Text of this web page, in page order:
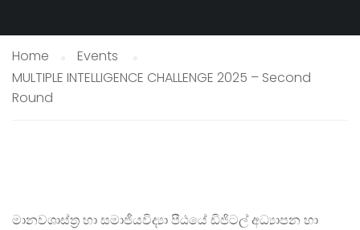
Home
Events
MULTIPLE INTELLIGENCE CHALLENGE 2025 – Second
Round
මානවශාස්ත්‍ර හා සමාජීයවිද්‍යා පීඨයේ ඩිජිටල් අධ්‍යාපන හා